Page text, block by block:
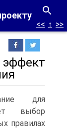
<< ↑ >>
для
выбор
правилах